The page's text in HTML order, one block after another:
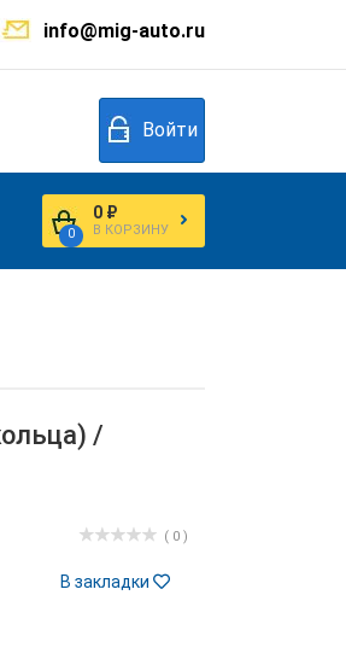
info@mig-auto.ru
Войти
0
0 ₽
В КОРЗИНУ
/
( 0 )
В закладки